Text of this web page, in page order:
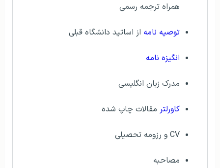
همراه ترجمه رسمی
توصيه نامه از اساتيد دانشگاه قبلی
انگيزه نامه
مدرک زبان انگلیسی
کاورلتر مقالات چاپ شده
CV و رزومه تحصيلی
مصاحبه